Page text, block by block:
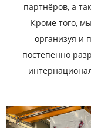
партнёров, а
Кроме того,
организуя и
постепенно